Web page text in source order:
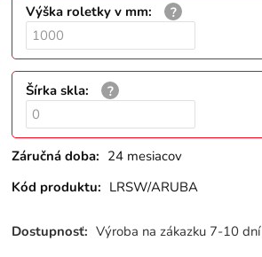
Výška roletky v mm:
Šírka skla:
Záručná doba: 24 mesiacov
Kód produktu: LRSW/ARUBA
Dostupnosť: Výroba na zákazku 7-10 dní